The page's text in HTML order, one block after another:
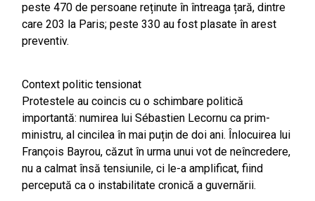
peste 470 de persoane reținute în întreaga țară, dintre
care 203 la Paris; peste 330 au fost plasate în arest
preventiv.
Context politic tensionat
Protestele au coincis cu o schimbare politică
importantă: numirea lui Sébastien Lecornu ca prim-
ministru, al cincilea în mai puțin de doi ani. Înlocuirea lui
François Bayrou, căzut în urma unui vot de neîncredere,
nu a calmat însă tensiunile, ci le-a amplificat, fiind
percepută ca o instabilitate cronică a guvernării.